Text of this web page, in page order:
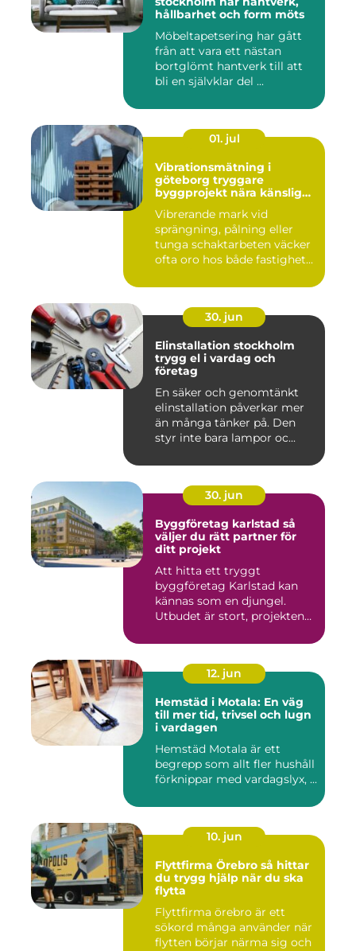
hållbarhet och form möts
Möbeltapetsering har gått
från att vara ett nästan
bortglömt hantverk till att
bli en självklar del ...
01. jul
Vibrationsmätning i
göteborg tryggare
byggprojekt nära känsliga
Vibrerande mark vid
sprängning, pålning eller
tunga schaktarbeten väcker
ofta oro hos både fastighet...
30. jun
Elinstallation stockholm
trygg el i vardag och
företag
En säker och genomtänkt
elinstallation påverkar mer
än många tänker på. Den
styr inte bara lampor oc...
30. jun
Byggföretag karlstad så
väljer du rätt partner för
ditt projekt
Att hitta ett tryggt
byggföretag Karlstad kan
kännas som en djungel.
Utbudet är stort, projekten
12. jun
Hemstäd i Motala: En väg
till mer tid, trivsel och lugn
i vardagen
Hemstäd Motala är ett
begrepp som allt fler hushåll
förknippar med vardagslyx, ...
10. jun
Flyttfirma Örebro så hittar
du trygg hjälp när du ska
flytta
Flyttfirma örebro är ett
sökord många använder när
flytten börjar närma sig och